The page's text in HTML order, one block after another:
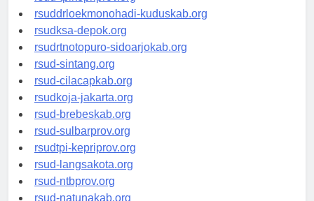
rsud-tpikepriprov.org
rsuddrloekmonohadi-kuduskab.org
rsudksa-depok.org
rsudrtnotopuro-sidoarjokab.org
rsud-sintang.org
rsud-cilacapkab.org
rsudkoja-jakarta.org
rsud-brebeskab.org
rsud-sulbarprov.org
rsudtpi-kepriprov.org
rsud-langsakota.org
rsud-ntbprov.org